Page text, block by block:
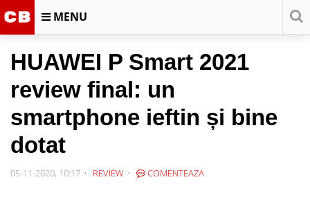
MENU
HUAWEI P Smart 2021
review final: un
smartphone ieftin și bine
dotat
05-11-2020, 10:17 REVIEW COMENTEAZA